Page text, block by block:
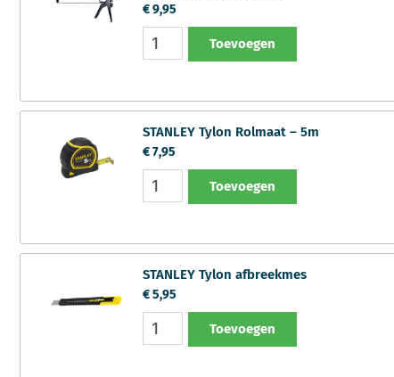
€9,95
Toevoegen
STANLEY Tylon Rolmaat – 5m
€7,95
Toevoegen
STANLEY Tylon afbreekmes
€5,95
Toevoegen